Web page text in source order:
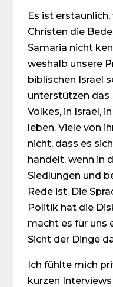
Es ist
Christen die
Samaria nicht
weshalb unsere
biblischen Israel
unterstützen das
Volkes, in Israel,
leben. Viele von
nicht, dass es
handelt, wenn in
Siedlungen und
Rede ist. Die
Politik hat die
macht es für uns
Sicht der Dinge
Ich fühlte mich
kurzen